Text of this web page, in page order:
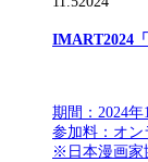
IMART2024
期間：2024
参加料：オン
※日本漫画家